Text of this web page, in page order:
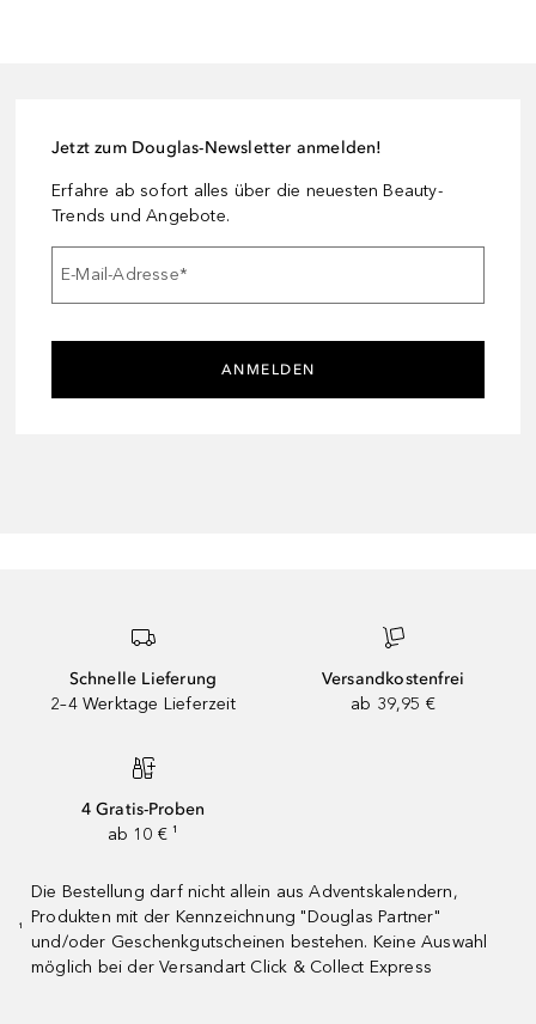
Jetzt zum Douglas-Newsletter anmelden!
Erfahre ab sofort alles über die neuesten Beauty-
Trends und Angebote.
E-Mail-Adresse*
ANMELDEN
Schnelle Lieferung
2–4 Werktage Lieferzeit
Versandkostenfrei
ab 39,95 €
4 Gratis-Proben
ab 10 € ¹
¹
Die Bestellung darf nicht allein aus Adventskalendern,
Produkten mit der Kennzeichnung "Douglas Partner"
und/oder Geschenkgutscheinen bestehen. Keine Auswahl
möglich bei der Versandart Click & Collect Express